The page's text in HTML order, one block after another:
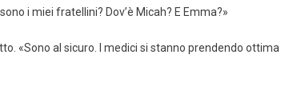
i miei fratellini? Dov’è Micah? E Emma?»
«Sono al sicuro. I medici si stanno prendendo ottima